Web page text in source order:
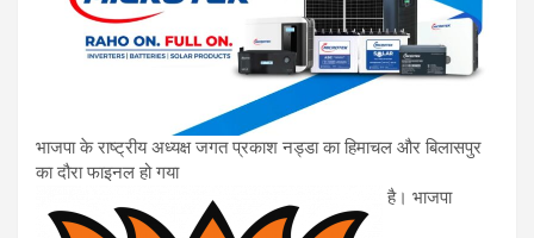
भाजपा के राष्ट्रीय अध्यक्ष जगत प्रकाश नड्डा का हिमाचल और बिलासपुर
का दौरा फाइनल हो गया
है। भाजपा